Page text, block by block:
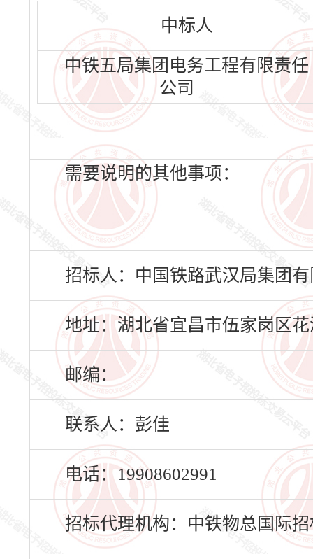
中标人
中铁五局集团电务工程有限责任
公司
需要说明的其他事项：
招标人：中国铁路武汉局集团
地址：湖北省宜昌市伍家岗区花
邮编：
联系人：彭佳
电话：19908602991
招标代理机构：中铁物总国际招